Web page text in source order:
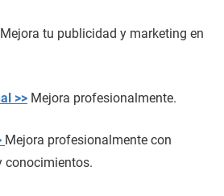
Mejora tu publicidad y marketing en
>> Mejora profesionalmente.
Mejora profesionalmente con
conocimientos.